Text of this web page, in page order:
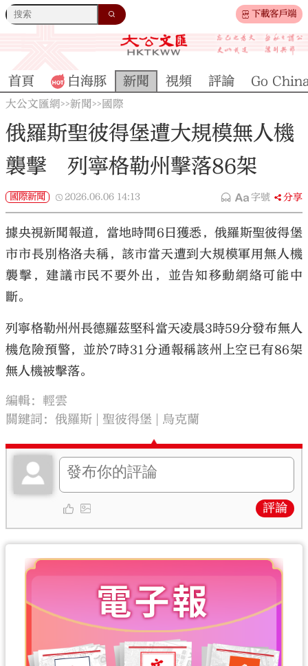
下載客戶端
首頁 白海豚 新聞 視頻 評論 Go
大公文匯網>>新聞>> 國際
俄羅斯聖彼得堡遭大規模無人機
襲擊 列寧格勒州擊落86架
國際新聞 2026.06.06 14:13 字號 分享
據央視新聞報道，當地時間6日獲悉，俄羅斯聖彼得堡
市市長別格洛夫稱，該市當天遭到大規模軍用無人機
襲擊，建議市民不要外出，並告知移動網絡可能中
斷。
列寧格勒州州長德羅茲堅科當天凌晨3時59分發布無人
機危險預警，並於7時31分通報稱該州上空已有86架
無人機被擊落。
編輯：輕雲
關鍵詞：俄羅斯 聖彼得堡 烏克蘭
評論